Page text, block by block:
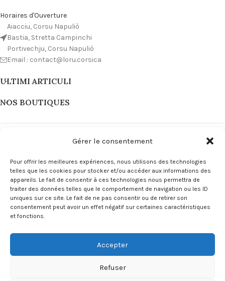
Gérer le consentement
Pour offrir les meilleures expériences, nous utilisons des technologies
telles que les cookies pour stocker et/ou accéder aux informations des
appareils. Le fait de consentir à ces technologies nous permettra de
traiter des données telles que le comportement de navigation ou les ID
uniques sur ce site. Le fait de ne pas consentir ou de retirer son
consentement peut avoir un effet négatif sur certaines caractéristiques
et fonctions.
Accepter
Refuser
Horaires d'Ouverture
Aiacciu, Corsu Napuliò
Bastia, Stretta Campinchi
Portivechju, Corsu Napuliò
Email : contact@loru.corsica
ULTIMI ARTICULI
NOS BOUTIQUES
Copyright L'ORU Corsica © 2024Site Internet Corse by Innuvà.